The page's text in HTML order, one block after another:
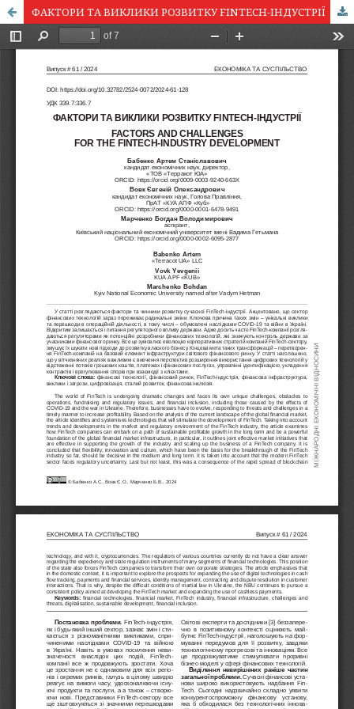
ФАКТОРИ ТА ВИКЛИКИ РОЗВИТКУ FINTECH-ІНДУСТРІЇ